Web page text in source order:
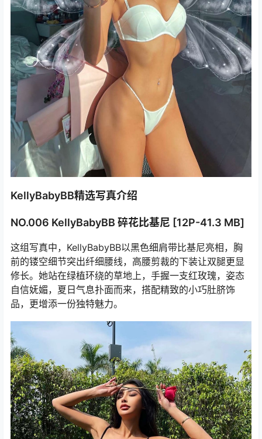
KellyBabyBB精选写真介绍
NO.006 KellyBabyBB 碎花比基尼 [12P-41.3 MB]
这组写真中，KellyBabyBB以黑色细肩带比基尼亮相，胸
前的镂空细节突出纤细腰线，高腰剪裁的下装让双腿更显
修长。她站在绿植环绕的草地上，手握一支红玫瑰，姿态
自信妩媚，夏日气息扑面而来，搭配精致的小巧肚脐饰
品，更增添一份独特魅力。